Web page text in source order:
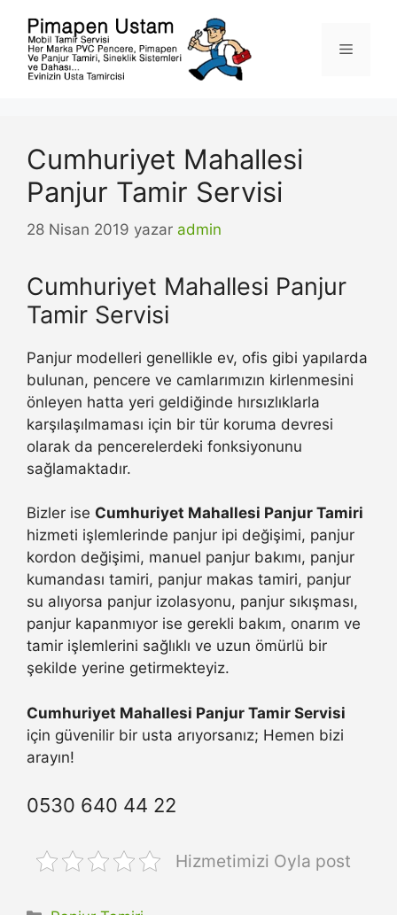
Menü
Cumhuriyet Mahallesi
Panjur Tamir Servisi
28 Nisan 2019 yazar admin
Cumhuriyet Mahallesi Panjur
Tamir Servisi
Panjur modelleri genellikle ev, ofis gibi yapılarda
bulunan, pencere ve camlarımızın kirlenmesini
önleyen hatta yeri geldiğinde hırsızlıklarla
karşılaşılmaması için bir tür koruma devresi
olarak da pencerelerdeki fonksiyonunu
sağlamaktadır.
Bizler ise Cumhuriyet Mahallesi Panjur Tamiri
hizmeti işlemlerinde panjur ipi değişimi, panjur
kordon değişimi, manuel panjur bakımı, panjur
kumandası tamiri, panjur makas tamiri, panjur
su alıyorsa panjur izolasyonu, panjur sıkışması,
panjur kapanmıyor ise gerekli bakım, onarım ve
tamir işlemlerini sağlıklı ve uzun ömürlü bir
şekilde yerine getirmekteyiz.
Cumhuriyet Mahallesi Panjur Tamir Servisi
için güvenilir bir usta arıyorsanız; Hemen bizi
arayın!
0530 640 44 22
Hizmetimizi Oyla post